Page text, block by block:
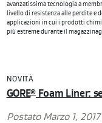
avanzatissima tecnologia a
livello di resistenza alle perdite e
applicazioni in cui i prodotti
più estreme durante il
NOVITÀ
GORE®Foam Liner:
Postato Marzo 1, 2017